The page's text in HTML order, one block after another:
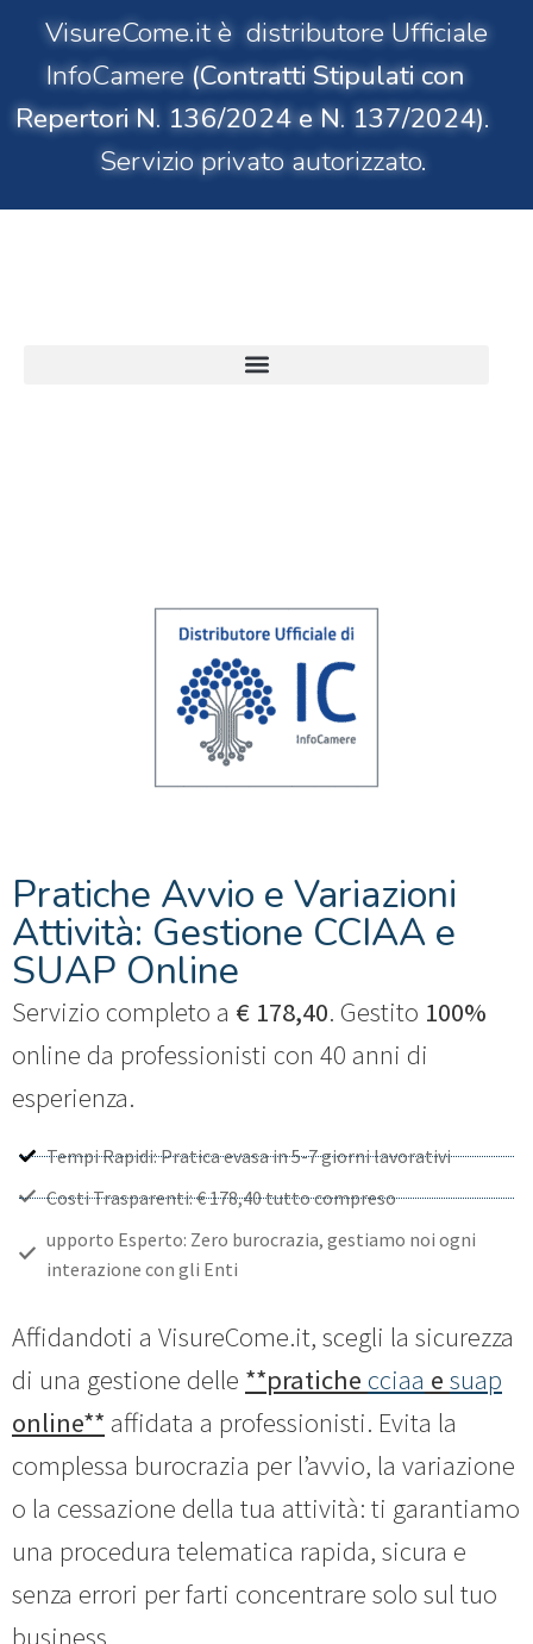
VisureCome.it è distributore Ufficiale
InfoCamere(Contratti Stipulati con
Repertori N. 136/2024 e N. 137/2024).
Servizio privato autorizzato.
Pratiche Avvio e Variazioni
Attività: Gestione CCIAA e
SUAP Online
Servizio completo a € 178,40. Gestito 100%
online da professionisti con 40 anni di
esperienza.
Tempi Rapidi: Pratica evasa in 5-7 giorni lavorativi
Costi Trasparenti: € 178,40 tutto compreso
upporto Esperto: Zero burocrazia, gestiamo noi ogni
interazione con gli Enti
Affidandoti a VisureCome.it, scegli la sicurezza
di una gestione delle **pratiche cciaa e suap
online** affidata a professionisti. Evita la
complessa burocrazia per l’avvio, la variazione
o la cessazione della tua attività: ti garantiamo
una procedura telematica rapida, sicura e
senza errori per farti concentrare solo sul tuo
business.